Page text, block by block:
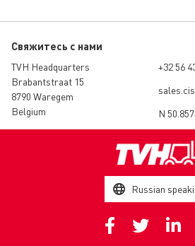
Свяжитесь с нами
TVH Headquarters
Brabantstraat 15
8790 Waregem
Belgium
+32 56
N
Russian